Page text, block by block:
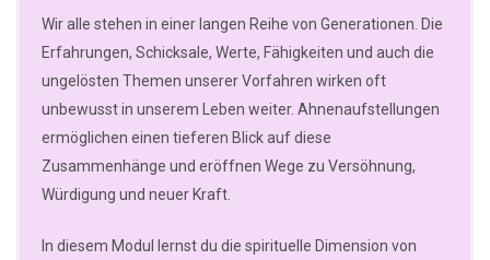
Wir alle stehen in einer langen Reihe von Generationen. Die
Erfahrungen, Schicksale, Werte, Fähigkeiten und auch die
ungelösten Themen unserer Vorfahren wirken oft
unbewusst in unserem Leben weiter. Ahnenaufstellungen
ermöglichen einen tieferen Blick auf diese
Zusammenhänge und eröffnen Wege zu Versöhnung,
Würdigung und neuer Kraft.
In diesem Modul lernst du die spirituelle Dimension von